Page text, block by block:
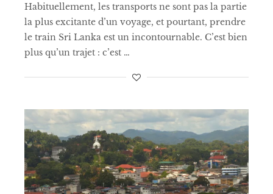
Habituellement, les transports ne sont pas la partie
la plus excitante d’un voyage, et pourtant, prendre
le train Sri Lanka est un incontournable. C’est bien
plus qu’un trajet : c’est …